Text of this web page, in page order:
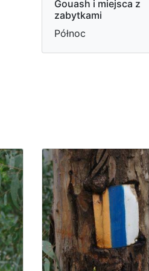
Gouash i miejsca z
zabytkami
Północ